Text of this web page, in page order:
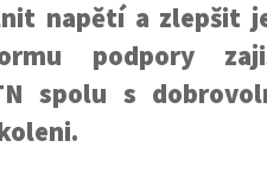
napětí a zlepšit
podpory
spolu s